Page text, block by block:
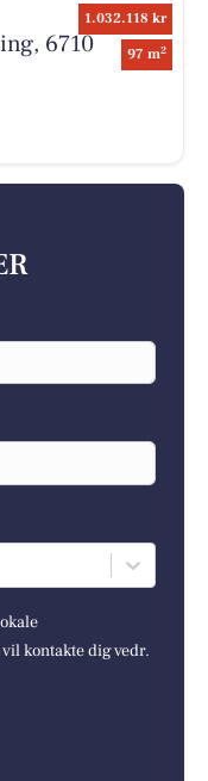
1.032.118 kr
97 m2
6710
kontakte dig vedr.